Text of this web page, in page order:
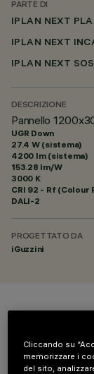
PARTE DI
IPLAN NEXT
IPLAN NEXT
IPLAN NEXT
DESCRIZIONE
Pannello
UGR Down
27.4 W (sistema)
4200 lm (sistema)
153.28 lm/W
3000 K
CRI 92 - Rf (Colour
DALI-2
PROGETTATO DA
iGuzzini
Cliccando su
memorizzare i
del sito,